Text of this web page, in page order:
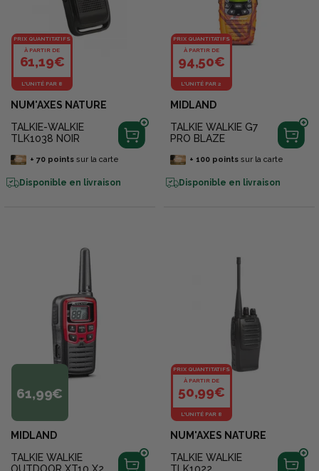
PRIX QUANTITATIFS
À PARTIR DE
61,19€
L'UNITÉ PAR 8
NUM'AXES NATURE
TALKIE-WALKIE
TLK1038 NOIR
+ 70pointssur la carte
Disponible en livraison
PRIX QUANTITATIFS
À PARTIR DE
94,50€
L'UNITÉ PAR 2
MIDLAND
TALKIE WALKIE G7
PRO BLAZE
+ 100pointssur la carte
Disponible en livraison
61,99€
MIDLAND
TALKIE WALKIE
PRIX QUANTITATIFS
À PARTIR DE
50,99€
L'UNITÉ PAR 8
NUM'AXES NATURE
TALKIE WALKIE